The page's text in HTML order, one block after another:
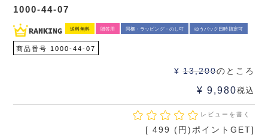
1000-44-07
送料無料 贈答用 同梱・ラッピング・のし可 ゆうパック日時指定可
商品番号 1000-44-07
¥ 13,200のところ
¥ 9,980税込
レビューを書く
[ 499
(円)ポイントGET]